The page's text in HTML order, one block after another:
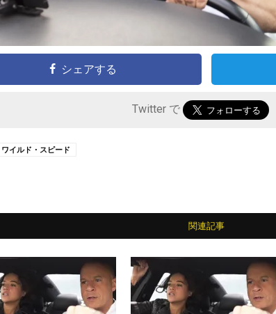
シェアする
Twitter で
ワイルド・スピード
関連記事